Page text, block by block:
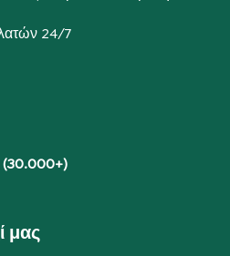
24/7
(30.000+)
μας